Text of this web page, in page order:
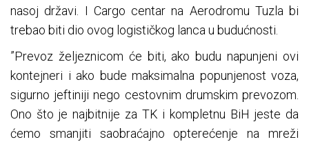
nasoj državi. I Cargo centar na Aerodromu Tuzla bi
trebao biti dio ovog logističkog lanca u budućnosti.
”Prevoz željeznicom će biti, ako budu napunjeni ovi
kontejneri i ako bude maksimalna popunjenost voza,
sigurno jeftiniji nego cestovnim drumskim prevozom.
Ono što je najbitnije za TK i kompletnu BiH jeste da
ćemo smanjiti saobraćajno opterećenje na mreži